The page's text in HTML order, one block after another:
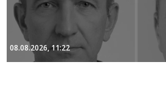
08.08.2026, 11:22